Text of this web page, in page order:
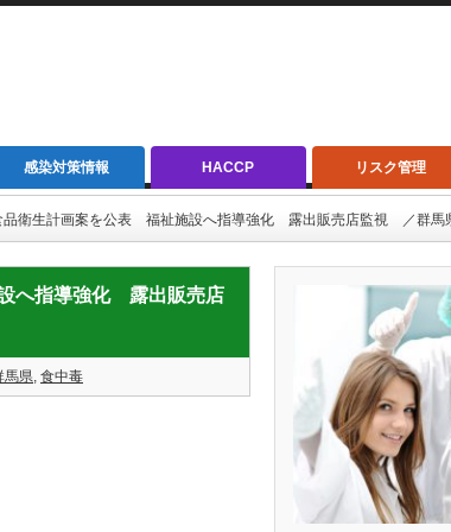
感染対策情報 HACCP リスク管理
品衛生計画案を公表 福祉施設へ指導強化 露出販売店監視 ／群馬
へ指導強化 露出販売店
馬県, 食中毒